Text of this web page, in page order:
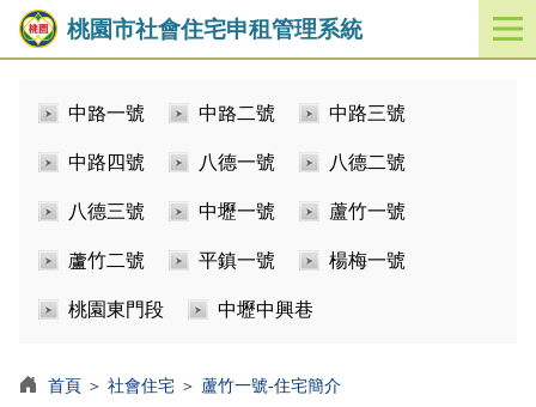
桃園市社會住宅申租管理系統
開
啟
中路一號 中路二號 中路三號
中路四號 八德一號 八德二號
八德三號 中壢一號 蘆竹一號
蘆竹二號 平鎮一號 楊梅一號
桃園東門段 中壢中興巷
首頁 ＞ 社會住宅 ＞ 蘆竹一號-住宅簡介